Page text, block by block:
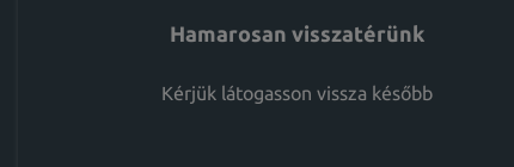
Hamarosan visszatérünk
Kérjük látogasson vissza később